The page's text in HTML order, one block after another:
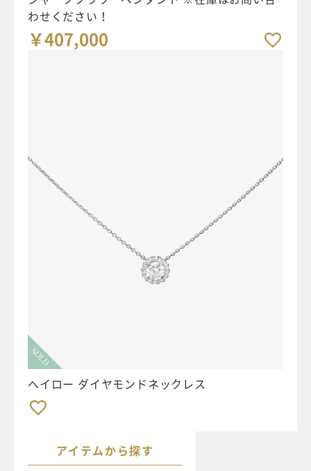
アイテムから探す
わせください！
￥407,000
SOLD
ヘイロー ダイヤモンドネックレス